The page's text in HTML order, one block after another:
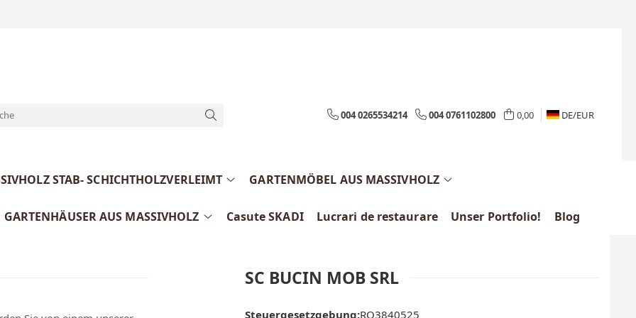
004 0265534214 004 0761102800 0,00 DE/EUR
STAB- SCHICHTHOLZVERLEIMT GARTENMÖBEL AUS MASSIVHOLZ
GARTENHÄUSER AUS MASSIVHOLZ Casute SKADI Lucrari de restaurare Unser Portfolio! Blog
SC BUCIN MOB SRL
Steuergesetzgebung:RO3840525